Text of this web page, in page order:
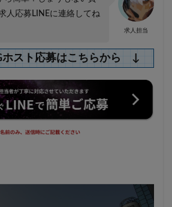
求人担当
人応募LINEに連絡してね
スト応募はこちらから ↓